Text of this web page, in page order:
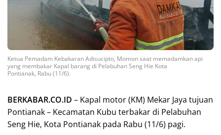
Ketua Pemadam Kebakaran Adisucipto, Momon saat memadamkan api
yang membakar Kapal barang di Pelabuhan Seng Hie Kota
Pontianak, Rabu (11/6).
BERKABAR.CO.ID – Kapal motor (KM) Mekar Jaya tujuan
Pontianak – Kecamatan Kubu terbakar di Pelabuhan
Seng Hie, Kota Pontianak pada Rabu (11/6) pagi.